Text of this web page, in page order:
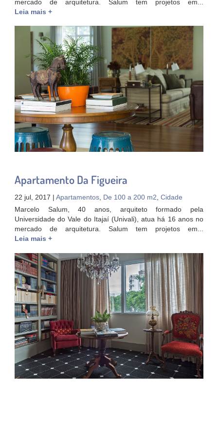
mercado de arquitetura. Salum tem projetos em...
Leia mais +
Apartamento Da Figueira
22 jul, 2017 | Apartamentos De 100 a 200 m2 Cidade
Marcelo Salum, 40 anos, arquiteto formado pela
Universidade do Vale do Itajaí (Univali), atua há 16 anos no
mercado de arquitetura. Salum tem projetos em...
Leia mais +